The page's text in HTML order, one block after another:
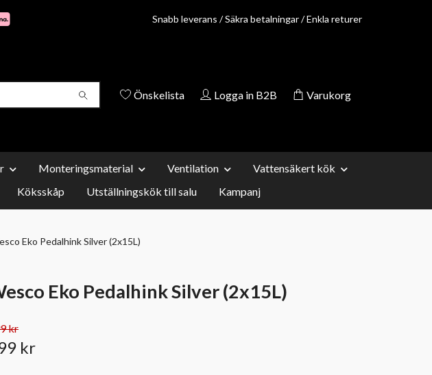
Snabb leverans / Säkra betalningar / Enkla returer
Önskelista Logga in B2B Varukorg
Monteringsmaterial Ventilation
Vattensäkert kök
Köksskåp Utställningskök till salu Kampanj
Eko Pedalhink Silver (2x15L)
Eko Pedalhink Silver (2x15L)
kr
kr